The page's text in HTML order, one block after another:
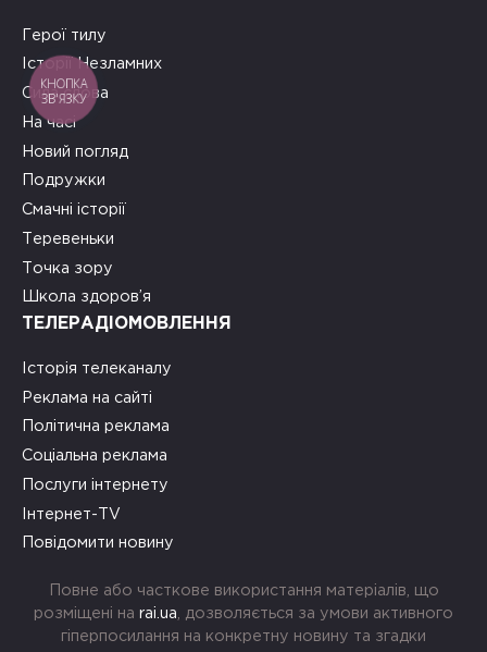
Герої тилу
Історії Незламних
Сила слова
На часі
Новий погляд
Подружки
Смачні історії
Теревеньки
Точка зору
Школа здоров’я
ТЕЛЕРАДІОМОВЛЕННЯ
Історія телеканалу
Реклама на сайті
Політична реклама
Соціальна реклама
Послуги інтернету
Інтернет-TV
Повідомити новину
Повне або часткове використання матеріалів, що
розміщені на rai.ua , дозволяється за умови активного
гіперпосилання на конкретну новину та згадки
КНОПКА
ЗВ'ЯЗКУ